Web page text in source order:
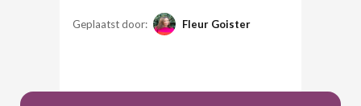
Geplaatst door: Fleur Goister